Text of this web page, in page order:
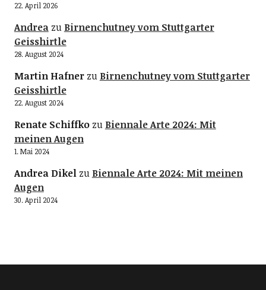
22. April 2026
Andreazu Birnenchutney vom Stuttgarter
Geisshirtle
28. August 2024
Martin Hafnerzu Birnenchutney vom Stuttgarter
Geisshirtle
22. August 2024
Renate Schiffkozu Biennale Arte 2024: Mit
meinen Augen
1. Mai 2024
Andrea Dikelzu Biennale Arte 2024: Mit meinen
Augen
30. April 2024